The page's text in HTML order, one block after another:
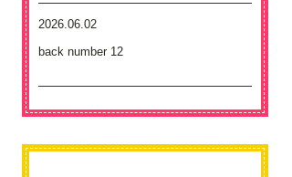
2026.06.02
back number 12